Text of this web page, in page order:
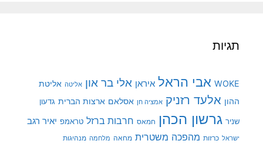
תגיות
WOKE אבי הראל איראן אלי בר און אליטה אליטת
ההון אלעד רזניק אמציה חן אסלאם ארצות הברית גדעון
שניר גרשון הכהן חמאס חרבות ברזל טראמפ יאיר רגב
ישראל כרזות מהפכה משטרית מחאה מלחמה מנהיגות